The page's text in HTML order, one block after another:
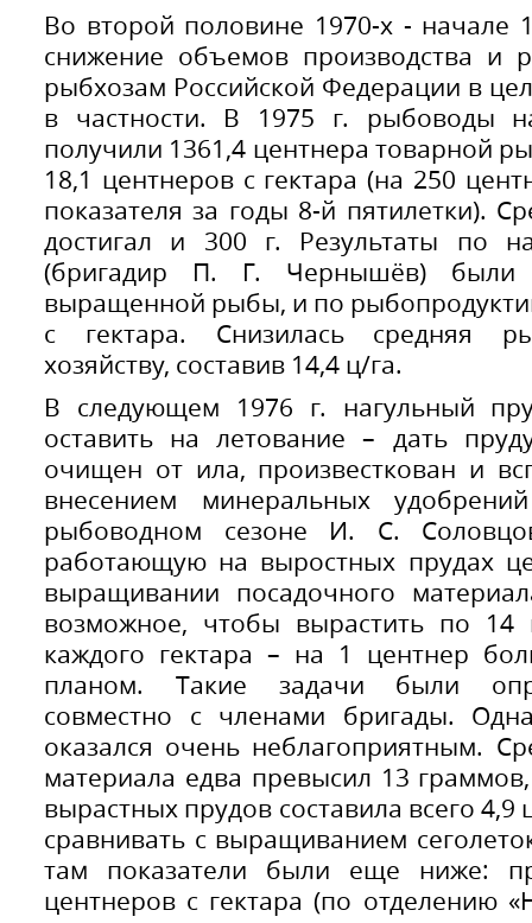
Во второй половине 1970-х - начале
снижение объемов производства и
рыбхозам Российской Федерации в
в частности. В 1975 г. рыбоводы
получили 1361,4 центнера товарной
18,1 центнеров с гектара (на 250
показателя за годы 8-й пятилетки).
достигал и 300 г. Результаты по
(бригадир П. Г. Чернышёв)
выращенной рыбы, и по
с гектара. Снизилась средняя
хозяйству, составив 14,4 ц/га.
В следующем 1976 г. нагульный
оставить на летование – дать
очищен от ила, произвесткован и
внесением минеральных
рыбоводном сезоне И. С.
работающую на выростных прудах
выращивании посадочного
возможное, чтобы вырастить по 14
каждого гектара – на 1 центнер
планом. Такие задачи были
совместно с членами бригады.
оказался очень неблагоприятным.
материала едва превысил 13
вырастных прудов составила всего 4,9
сравнивать с выращиванием
там показатели были еще ниже:
центнеров с гектара (по отделению